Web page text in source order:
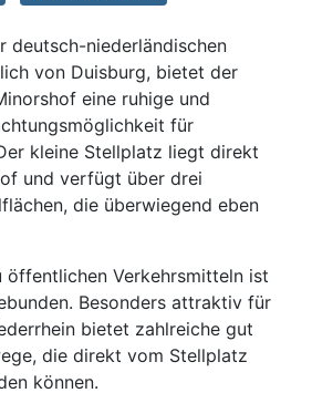
deutsch-niederländischen
von Duisburg, bietet der
eine ruhige und
für
kleine Stellplatz liegt direkt
und verfügt über drei
die überwiegend eben
öffentlichen Verkehrsmitteln ist
Besonders attraktiv für
bietet zahlreiche gut
die direkt vom Stellplatz
können.